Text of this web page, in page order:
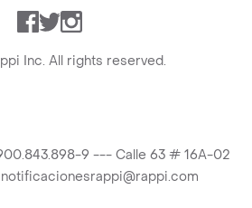
Facebook
TwitterInstagram
Inc. All rights reserved.
9 --- Calle 63 # 16A-02